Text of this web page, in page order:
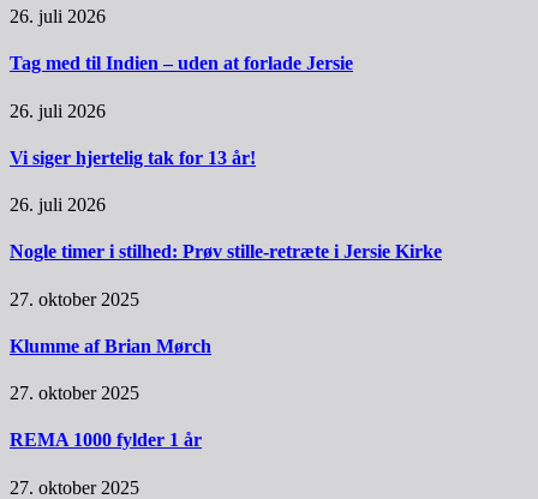
26. juli 2026
Tag med til Indien – uden at forlade Jersie
26. juli 2026
Vi siger hjertelig tak for 13 år!
26. juli 2026
Nogle timer i stilhed: Prøv stille-retræte i Jersie Kirke
27. oktober 2025
Klumme af Brian Mørch
27. oktober 2025
REMA 1000 fylder 1 år
27. oktober 2025